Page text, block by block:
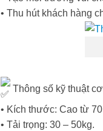
• Thu hút khách hàng
Thông số kỹ thuật
• Kích thước: Cao từ
• Tải trọng: 30 – 50kg.